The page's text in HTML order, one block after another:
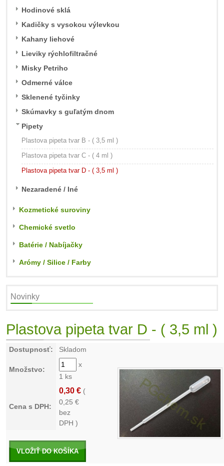
Hodinové sklá
Kadičky s vysokou výlevkou
Kahany liehové
Lieviky rýchlofiltračné
Misky Petriho
Odmerné válce
Sklenené tyčinky
Skúmavky s guľatým dnom
Pipety
Plastova pipeta tvar B - ( 3,5 ml )
Plastova pipeta tvar C - ( 4 ml )
Plastova pipeta tvar D - ( 3,5 ml )
Nezaradené / Iné
Kozmetické suroviny
Chemické svetlo
Batérie / Nabíjačky
Arómy / Silice / Farby
Novinky
Plastova pipeta tvar D - ( 3,5 ml )
Dostupnosť: Skladom
Množstvo:
x
1 ks
Cena s DPH:
0,30 € (
0,25 €
bez
DPH )
VLOŽIŤ DO KOŠÍKA